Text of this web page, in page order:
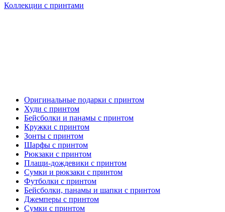
Коллекции с принтами
Оригинальные подарки с принтом
Худи с принтом
Бейсболки и панамы с принтом
Кружки с принтом
Зонты с принтом
Шарфы с принтом
Рюкзаки с принтом
Плащи-дождевики с принтом
Сумки и рюкзаки с принтом
Футболки с принтом
Бейсболки, панамы и шапки с принтом
Джемперы с принтом
Сумки с принтом